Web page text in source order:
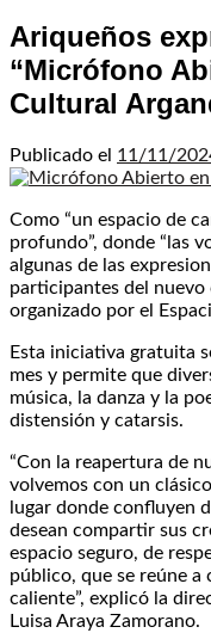
Ariqueños
“Micrófono
Cultural
Publicado el 11/11/
Como “un espacio de
profundo”, donde “las
algunas de las
participantes del
organizado por el
Esta iniciativa gratuita
mes y permite que
música, la danza y la
distensión y catarsis.
“Con la reapertura de
volvemos con un
lugar donde confluyen
desean compartir sus
espacio seguro, de
público, que se reúne
caliente”, explicó la
Luisa Araya Zamorano.